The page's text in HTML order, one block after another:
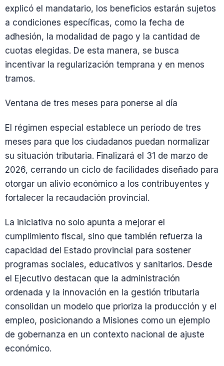
explicó el mandatario, los beneficios estarán sujetos
a condiciones específicas, como la fecha de
adhesión, la modalidad de pago y la cantidad de
cuotas elegidas. De esta manera, se busca
incentivar la regularización temprana y en menos
tramos.
Ventana de tres meses para ponerse al día
El régimen especial establece un período de tres
meses para que los ciudadanos puedan normalizar
su situación tributaria. Finalizará el 31 de marzo de
2026, cerrando un ciclo de facilidades diseñado para
otorgar un alivio económico a los contribuyentes y
fortalecer la recaudación provincial.
La iniciativa no solo apunta a mejorar el
cumplimiento fiscal, sino que también refuerza la
capacidad del Estado provincial para sostener
programas sociales, educativos y sanitarios. Desde
el Ejecutivo destacan que la administración
ordenada y la innovación en la gestión tributaria
consolidan un modelo que prioriza la producción y el
empleo, posicionando a Misiones como un ejemplo
de gobernanza en un contexto nacional de ajuste
económico.